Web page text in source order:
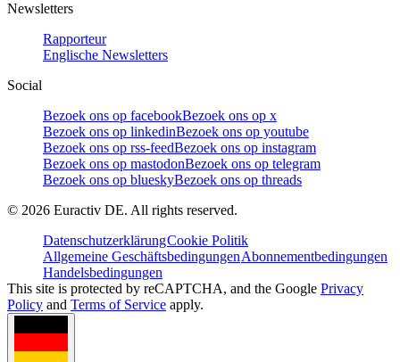
Newsletters
Rapporteur
Englische Newsletters
Social
Bezoek ons op facebookBezoek ons op x
Bezoek ons op linkedinBezoek ons op youtube
Bezoek ons op rss-feedBezoek ons op instagram
Bezoek ons op mastodonBezoek ons op telegram
Bezoek ons op blueskyBezoek ons op threads
© 2026 Euractiv DE. All rights reserved.
DatenschutzerklärungCookie Politik
Allgemeine GeschäftsbedingungenAbonnementbedingungen
Handelsbedingungen
This site is protected by reCAPTCHA, and the Google Privacy
Policy and Terms of Service apply.